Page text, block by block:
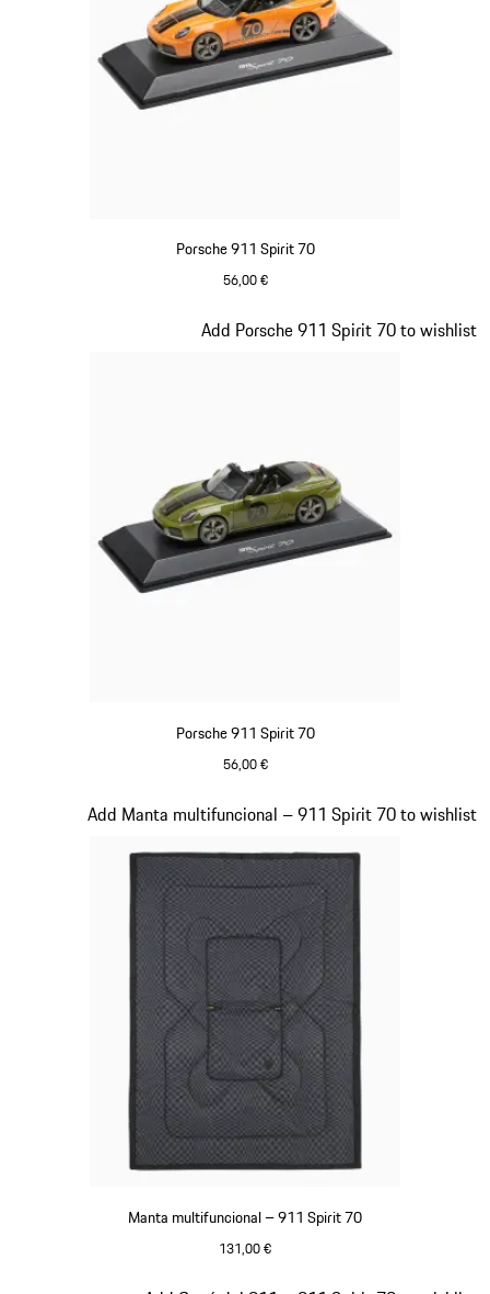
Porsche 911 Spirit 70
56,00 €
Porsche 911 Spirit 70
56,00 €
Add Porsche 911 Spirit 70 to wishlist
Manta multifuncional – 911 Spirit 70
131,00 €
Add Manta multifuncional – 911 Spirit 70 to wishlist
Diapositiva 18 de 20